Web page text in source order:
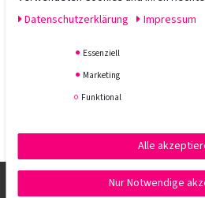
brüchigem und geschädigtem Haar.
geschädigten Disulfidbrücken ab und
ihre Stärke und Widerstandsfähigkeit
- GLÄTTET DIE HAAROBERFLÄCHE
Daten­schutz­erklärung
Impressum
Essenziell
Marketing
Funktional
Alle
Nur Notwendige